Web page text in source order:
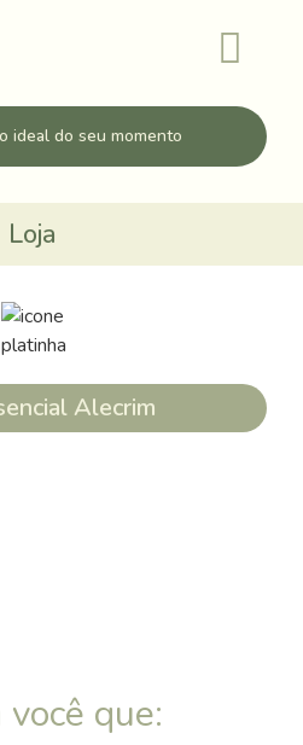
ideal do seu momento
Loja
Alecrim
que: